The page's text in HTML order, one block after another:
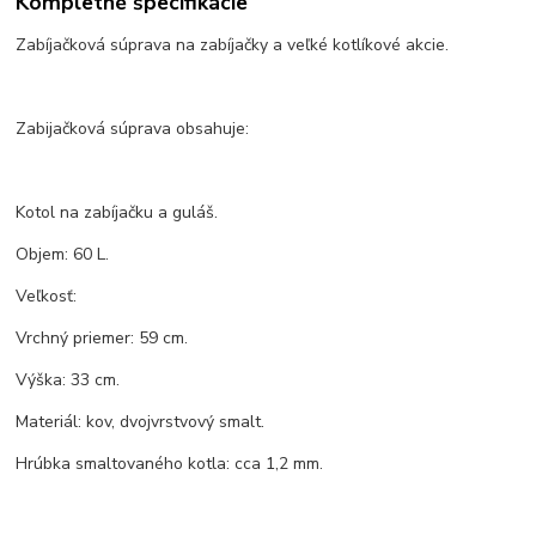
Zabíjačková súprava na zabíjačky a veľké kotlíkové akcie.
Zabijačková súprava obsahuje:
Kotol na zabíjačku a guláš.
Objem: 60 L.
Veľkosť:
Vrchný priemer: 59 cm.
Výška: 33 cm.
Materiál: kov, dvojvrstvový smalt.
Hrúbka smaltovaného kotla: cca 1,2 mm.